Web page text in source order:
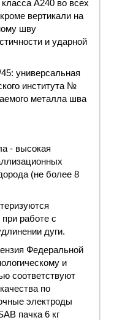
А240 во всех
вертикали на
шву
и ударной
универсальная
института №
металла шва
- высокая
(не более 8
работе с
дуги.
Федеральной
и
соответствуют
по
электроды
пачка 6 кг